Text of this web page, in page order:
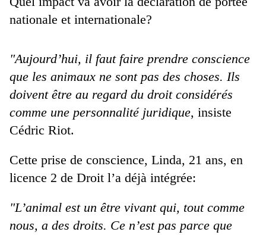
nationale et internationale?
"Aujourd’hui, il faut faire prendre conscience
que les animaux ne sont pas des choses. Ils
doivent être au regard du droit considérés
comme une personnalité juridique, insiste
Cédric Riot.
Cette prise de conscience, Linda, 21 ans, en
licence 2 de Droit l’a déjà intégrée:
"L’animal est un être vivant qui, tout comme
nous, a des droits. Ce n’est pas parce que